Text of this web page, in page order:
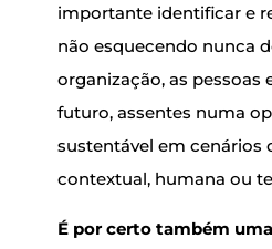
importante identificar e
não esquecendo nunca
organização, as pessoas
futuro, assentes numa
sustentável em cenários
contextual, humana ou
É por certo também